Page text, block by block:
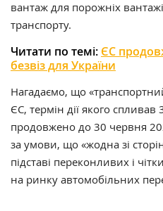
вантаж для порожніх
транспорту.
Читати по темі: ЄС
безвіз для України
Нагадаємо, що
ЄС, термін дії якого
продовжено до 30 червня
за умови, що «жодна зі
підставі переконливих і
на ринку автомобільних